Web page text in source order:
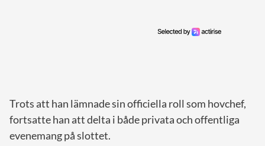
Trots att han lämnade sin officiella roll som hovchef,
fortsatte han att delta i både privata och offentliga
evenemang på slottet.